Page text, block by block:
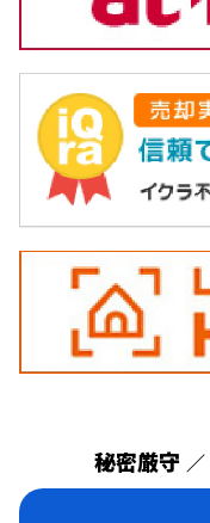
秘密厳守 ／